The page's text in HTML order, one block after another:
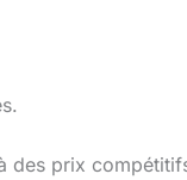
des prix